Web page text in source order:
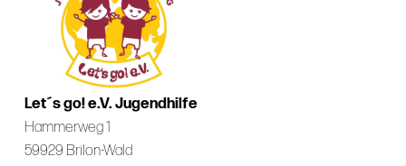
Let´s go! e.V. Jugendhilfe
Hammerweg 1
59929 Brilon-Wald